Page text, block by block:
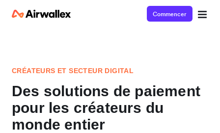
Commencer
CRÉATEURS ET SECTEUR DIGITAL
Des solutions de paiement
pour les créateurs du
monde entier